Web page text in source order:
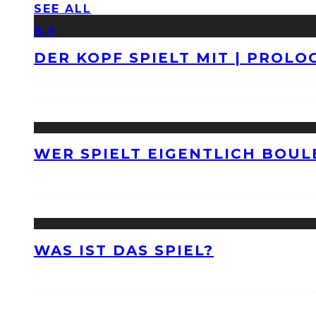
SEE ALL
8.3
DER KOPF SPIELT MIT |
WER SPIELT EIGENTLICH
WAS IST DAS SPIEL?